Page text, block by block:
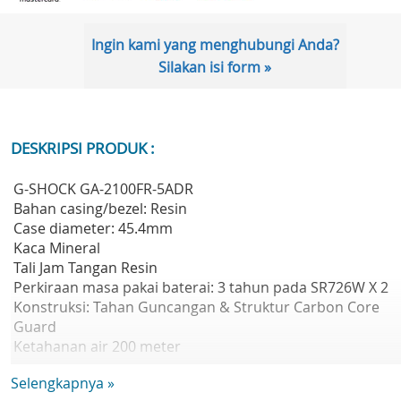
Ingin kami yang menghubungi Anda?
Silakan isi form »
DESKRIPSI PRODUK :
G-SHOCK GA-2100FR-5ADR
Bahan casing/bezel: Resin
Case diameter: 45.4mm
Kaca Mineral
Tali Jam Tangan Resin
Perkiraan masa pakai baterai: 3 tahun pada SR726W X 2
Konstruksi: Tahan Guncangan & Struktur Carbon Core
Guard
Ketahanan air 200 meter
- Waktu dunia 31 zona waktu (48 kota + waktu universal
Selengkapnya »